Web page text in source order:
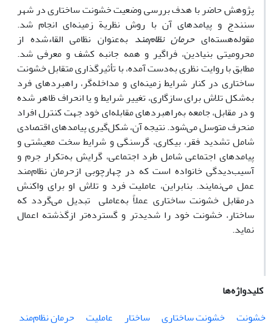
پژوهش حاضر با هدف بررسی وضعیت خشونت ساختاری در شهر
سنندج و پیامدهای آن با روش نظریة زمینه‌ای انجام شد.
مقوله‌هسته‌ای حرمان ‌نظام‌مند به‌عنوان نظامی القاء‌شده از
محرومیتی بنیادین، فراگیر و همه جانبه کشف و معرفی شد.
مطابق با روایت نظری به‌دست آمده، با تأثیرگذاری متقابل خشونت
ساختاری در کنار شرایط زمینه‌ای و مداخله‌گر، راهبردهای فرد
به‌شکل تلاش برای سازگاری، تغییر شرایط و یا انحراف ظاهر شده
و در مقابل، جامعه به‌راهبردهای مقابله‌ای خود جهت کنترل افراد
منحرف متوسل می‌شود. نتیجه آن، شکل‌گیری پیامدهای اقتصادی
شامل تشدید فقر، بیکاری، گرسنگی و شرایط سخت معیشتی و
پیامدهای اجتماعی شامل طرد اجتماعی، گرایش به‌تکرار جرم و
آسیب‌دیدگی خانواده است که در چهارچوبی ازحرمان نظام‌مند
عمل می‌نمایند. بنابراین، عاملیت فرد و تلاش او برای واکنش
درمقابل خشونت ساختاری عملاً به‌عاملی تبدیل می‌گردد که
ساختار، خشونت خود را شدیدتر و گسترده‌تر ازگذشته اعمال
نماید.
کلیدواژه‌ها
خشونت
خشونت ساختاری ساختار عاملیت
حرمان نظام‌مند